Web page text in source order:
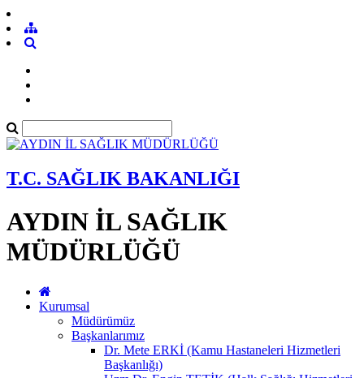
T.C. SAĞLIK BAKANLIĞI
AYDIN İL SAĞLIK
MÜDÜRLÜĞÜ
Kurumsal
Müdürümüz
Başkanlarımız
Dr. Mete ERKİ (Kamu Hastaneleri Hizmetleri
Başkanlığı)